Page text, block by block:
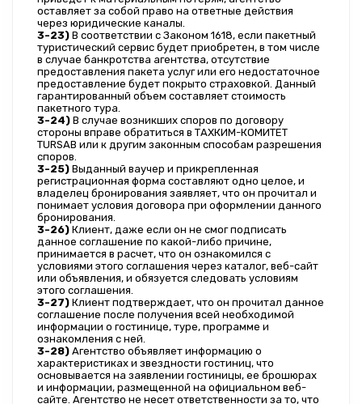
оставляет за собой право на ответные действия
через юридические каналы.
3-23) В соответствии с Законом 1618, если пакетный
туристический сервис будет приобретен, в том числе
в случае банкротства агентства, отсутствие
предоставления пакета услуг или его недостаточное
предоставление будет покрыто страховкой. Данный
гарантированный объем составляет стоимость
пакетного тура.
3-24) В случае возникших споров по договору
стороны вправе обратиться в ТАХКИМ-КОМИТЕТ
TURSAB или к другим законным способам разрешения
споров.
3-25) Выданный ваучер и прикрепленная
регистрационная форма составляют одно целое, и
владелец бронирования заявляет, что он прочитал и
понимает условия договора при оформлении данного
бронирования.
3-26) Клиент, даже если он не смог подписать
данное соглашение по какой-либо причине,
принимается в расчет, что он ознакомился с
условиями этого соглашения через каталог, веб-сайт
или объявления, и обязуется следовать условиям
этого соглашения.
3-27) Клиент подтверждает, что он прочитал данное
соглашение после получения всей необходимой
информации о гостинице, туре, программе и
ознакомления с ней.
3-28) Агентство объявляет информацию о
характеристиках и звездности гостиниц, что
основывается на заявлении гостиницы, ее брошюрах
и информации, размещенной на официальном веб-
сайте. Агентство не несет ответственности за то, что